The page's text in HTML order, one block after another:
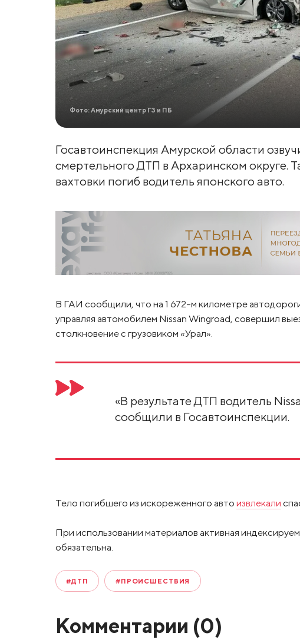
Фото: Амурский центр ГЗ и ПБ
Госавтоинспекция Амурской области
смертельного ДТП в Архаринском округе.
вахтовки погиб водитель японского авто.
В ГАИ сообщили, что на 1 672-м километре
управляя автомобилем Nissan Wingroad, совершил
столкновение с грузовиком «Урал».
«В результате ДТП водитель
сообщили в Госавтоинспекции.
Тело погибшего из искореженного авто извлекали
При использовании материалов активная
обязательна.
#ДТП #ПРОИСШЕСТВИЯ
Комментарии (0)